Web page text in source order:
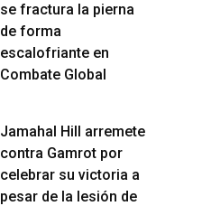
se fractura la pierna
de forma
escalofriante en
Combate Global
Jamahal Hill arremete
contra Gamrot por
celebrar su victoria a
pesar de la lesión de